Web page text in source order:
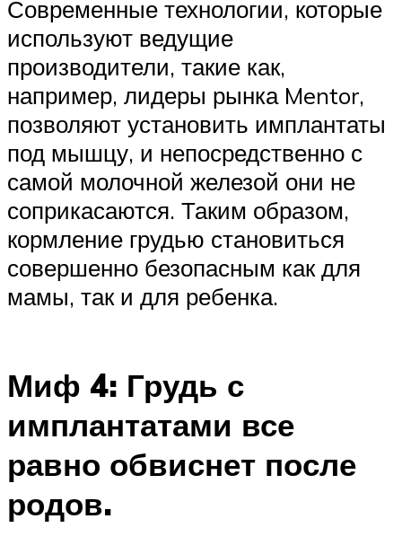
Современные технологии, которые
используют ведущие
производители, такие как,
например, лидеры рынка Mentor,
позволяют установить имплантаты
под мышцу, и непосредственно с
самой молочной железой они не
соприкасаются. Таким образом,
кормление грудью становиться
совершенно безопасным как для
мамы, так и для ребенка.
Миф 4: Грудь с
имплантатами все
равно обвиснет после
родов.